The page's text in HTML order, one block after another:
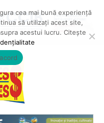
cea mai bună experiență
să utilizați acest site,
acestui lucru. Citește